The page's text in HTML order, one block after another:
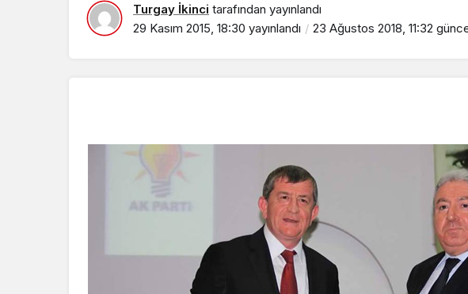
Turgay İkinci tarafından yayınlandı
29 Kasım 2015, 18:30 yayınlandı 23 Ağustos 2018, 11:32